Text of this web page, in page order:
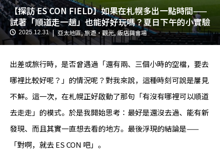
【探訪 ES CON FIELD】如果在札幌多出一點時間——
試著「順道走一趟」也能好好玩嗎？夏日下午的小實驗
2025.12.31 亞太地區,旅遊・觀光,飯店與會場
出差或旅行時，是否曾遇過「還有兩、三個小時的空檔，要去
哪裡比較好呢？」的情況呢？對我來說，這種時刻可說是屢見
不鮮。這一次，在札幌正好啟動了那句「有沒有哪裡可以順道
去走走」的模式。於是我開始思考：最好是還沒去過、能有新
發現、而且其實一直想去看的地方。最後浮現的結論是——
「對啊，就去 ES CON 吧」。